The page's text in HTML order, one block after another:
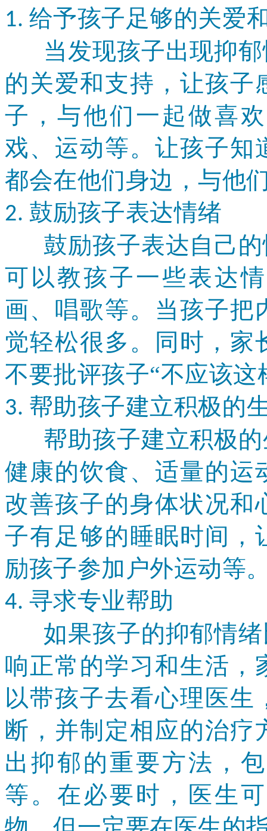
1. 给予孩子足够的关爱
当发现孩子出现抑郁
的关爱和支持，让孩子
子，与他们一起做喜
戏、运动等。让孩子知
都会在他们身边，与他
2. 鼓励孩子表达情绪
鼓励孩子表达自己的
可以教孩子一些表达
画、唱歌等。当孩子把
觉轻松很多。同时，家
不要批评孩子“不应该这
3. 帮助孩子建立积极的
帮助孩子建立积极的
健康的饮食、适量的运
改善孩子的身体状况和
子有足够的睡眠时间，
励孩子参加户外运动等
4. 寻求专业帮助
如果孩子的抑郁情绪
响正常的学习和生活，
以带孩子去看心理医生
断，并制定相应的治疗
出抑郁的重要方法，
等。在必要时，医生